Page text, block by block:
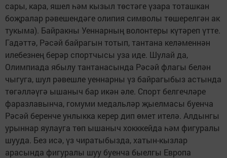
сары, кара, яшел һәм кызыл төстәге үзара тоташкан
боҗралар рәвешендәге олипия символы төшерелгән ак
тукыма). Байракны Уеннарның волонтеры күтәреп үтте.
Гадәттә, Рәсәй байрагын тотып, тантана келәменнән
илебезнең берәр спортчысы уза иде. Шулай да,
Олимпиада ябылу тантанасында Рәсәй флагы белән
чыгуга, шул рәвешле уеннарны үз байрагыбыз астында
төгәлләүгә ышаныч бар икән әле. Спорт белгечләре
фаразлавынча, гомуми медальләр җыелмасы буенча
Рәсәй беренче унлыкка керер дип өмет ителә. Алдынгы
урыннар яулауга төп ышаныч хокккейда һәм фигуралы
шууда. Без исә, үз чиратыбызда, хатын-кызлар
арасында фигуралы шуу буенча быелгы Европа